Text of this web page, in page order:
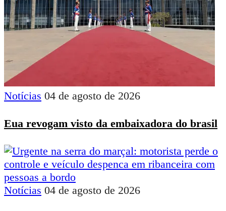
Notícias 04 de agosto de 2026
Eua revogam visto da embaixadora do brasil
Notícias 04 de agosto de 2026